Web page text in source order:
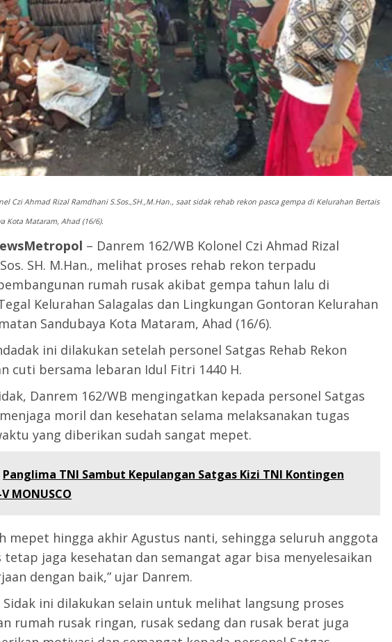
Czi Ahmad Rizal Ramdhani S.Sos.,SH.,M.Han., saat sidak rehab rekon pasca gempa di Kelurahan Bertais
Kota Mataram, Ahad (16/6).
– Danrem 162/WB Kolonel Czi Ahmad Rizal
SH. M.Han., melihat proses rehab rekon terpadu
rumah rusak akibat gempa tahun lalu di
Kelurahan Salagalas dan Lingkungan Gontoran Kelurahan
Sandubaya Kota Mataram, Ahad (16/6).
ini dilakukan setelah personel Satgas Rehab Rekon
cuti bersama lebaran Idul Fitri 1440 H.
Danrem 162/WB mengingatkan kepada personel Satgas
moril dan kesehatan selama melaksanakan tugas
yang diberikan sudah sangat mepet.
Panglima TNI Sambut Kepulangan Satgas Kizi TNI Kontingen
MONUSCO
mepet hingga akhir Agustus nanti, sehingga seluruh anggota
tetap jaga kesehatan dan semangat agar bisa menyelesaikan
dengan baik,” ujar Danrem.
ini dilakukan selain untuk melihat langsung proses
rumah rusak ringan, rusak sedang dan rusak berat juga